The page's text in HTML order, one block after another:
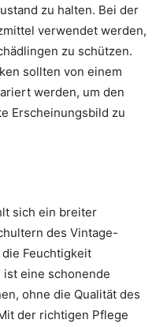
zu halten. Bei der
verwendet werden,
zu schützen.
sollten von einem
werden, um den
Erscheinungsbild zu
sich ein breiter
des Vintage-
Feuchtigkeit
eine schonende
ohne die Qualität des
der richtigen Pflege